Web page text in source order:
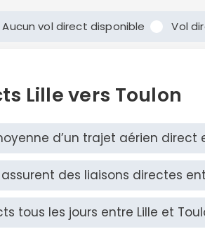
Aucun vol direct disponible Vol
Lille vers Toulon
d’un trajet aérien direct
des liaisons directes
tous les jours entre Lille et